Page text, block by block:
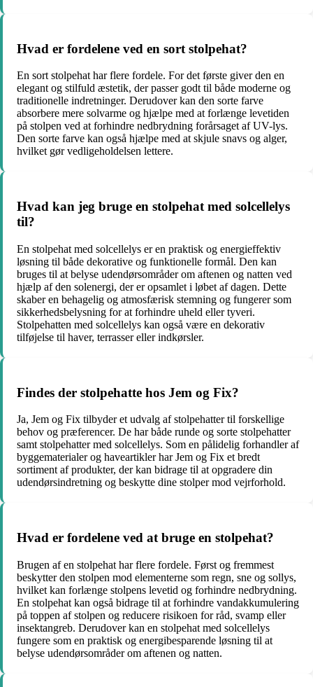
Hvad er fordelene ved en sort stolpehat?
En sort stolpehat har flere fordele. For det første giver den en
elegant og stilfuld æstetik, der passer godt til både moderne og
traditionelle indretninger. Derudover kan den sorte farve
absorbere mere solvarme og hjælpe med at forlænge levetiden
på stolpen ved at forhindre nedbrydning forårsaget af UV-lys.
Den sorte farve kan også hjælpe med at skjule snavs og alger,
hvilket gør vedligeholdelsen lettere.
Hvad kan jeg bruge en stolpehat med solcellelys
til?
En stolpehat med solcellelys er en praktisk og energieffektiv
løsning til både dekorative og funktionelle formål. Den kan
bruges til at belyse udendørsområder om aftenen og natten ved
hjælp af den solenergi, der er opsamlet i løbet af dagen. Dette
skaber en behagelig og atmosfærisk stemning og fungerer som
sikkerhedsbelysning for at forhindre uheld eller tyveri.
Stolpehatten med solcellelys kan også være en dekorativ
tilføjelse til haver, terrasser eller indkørsler.
Findes der stolpehatte hos Jem og Fix?
Ja, Jem og Fix tilbyder et udvalg af stolpehatter til forskellige
behov og præferencer. De har både runde og sorte stolpehatter
samt stolpehatter med solcellelys. Som en pålidelig forhandler af
byggematerialer og haveartikler har Jem og Fix et bredt
sortiment af produkter, der kan bidrage til at opgradere din
udendørsindretning og beskytte dine stolper mod vejrforhold.
Hvad er fordelene ved at bruge en stolpehat?
Brugen af en stolpehat har flere fordele. Først og fremmest
beskytter den stolpen mod elementerne som regn, sne og sollys,
hvilket kan forlænge stolpens levetid og forhindre nedbrydning.
En stolpehat kan også bidrage til at forhindre vandakkumulering
på toppen af stolpen og reducere risikoen for råd, svamp eller
insektangreb. Derudover kan en stolpehat med solcellelys
fungere som en praktisk og energibesparende løsning til at
belyse udendørsområder om aftenen og natten.